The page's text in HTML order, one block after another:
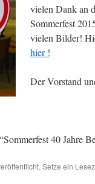
vielen Dank an
Sommerfest
vielen Bilder!
hier !
Der Vorstand
40 Jahre
Setze ein